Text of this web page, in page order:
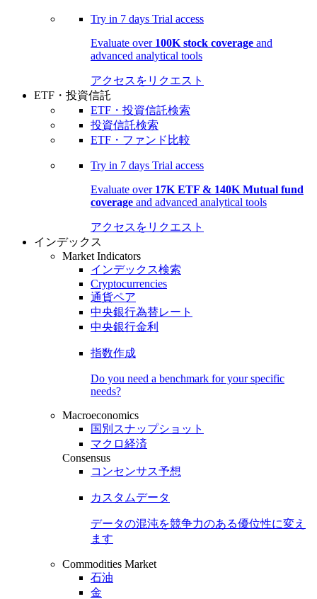
Try in 7 days Trial access
Evaluate over 100K stock coverage and
advanced analytical tools
アクセスをリクエスト
ETF・投資信託
ETF・投資信託検索
投資信託検索
ETF・ファンド比較
Try in 7 days Trial access
Evaluate over 17K ETF & 140K Mutual fund
coverage and advanced analytical tools
アクセスをリクエスト
インデックス
Market Indicators
インデックス検索
Cryptocurrencies
通貨ペア
中央銀行為替レート
中央銀行金利
指数作成
Do you need a benchmark for your specific
needs?
Macroeconomics
国別スナップショット
マクロ経済
Consensus
コンセンサス予想
カスタムデータ
データの混沌を競争力のある優位性に変え
ます
Commodities Market
石油
金